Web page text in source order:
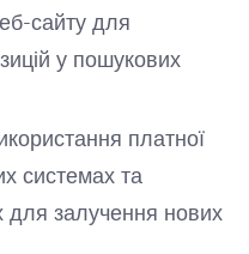
сайту для
у пошукових
платної
системах та
для залучення нових